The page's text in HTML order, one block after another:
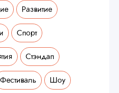
Развитие
Спорт
Стэндап
Фестиваль Шоу